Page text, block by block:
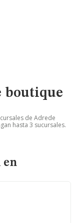
boutique
de Adrede
hasta 3 sucursales.
en